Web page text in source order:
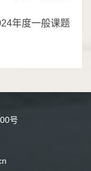
年度一般课题
号